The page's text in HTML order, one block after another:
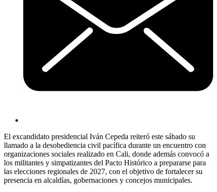
El excandidato presidencial Iván Cepeda reiteró este sábado su
llamado a la desobediencia civil pacífica durante un encuentro con
organizaciones sociales realizado en Cali, donde además convocó a
los militantes y simpatizantes del Pacto Histórico a prepararse para
las elecciones regionales de 2027, con el objetivo de fortalecer su
presencia en alcaldías, gobernaciones y concejos municipales.